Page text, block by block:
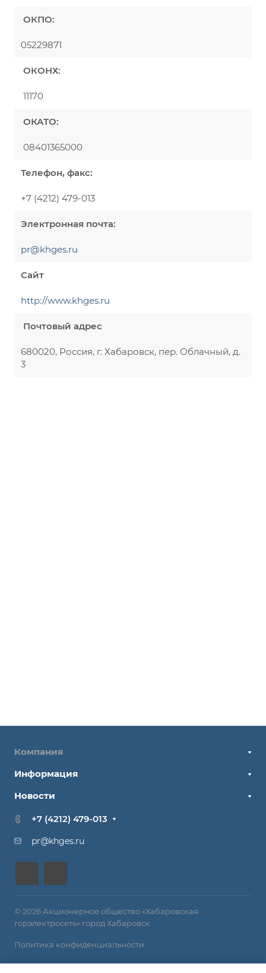
ОКПО:
05229871
ОКОНХ:
11170
ОКАТО:
08401365000
Телефон, факс:
+7 (4212) 479-013
Электронная почта:
pr@khges.ru
Сайт
http://www.khges.ru
Почтовый адрес
680020, Россия, г. Хабаровск, пер. Облачный, д.
3
Компания
Информация
Новости
+7 (4212) 479-013
pr@khges.ru
© 2026 Акционерное общество «Хабаровская
горэлектросеть» город Хабаровск
Политика конфиденциальности